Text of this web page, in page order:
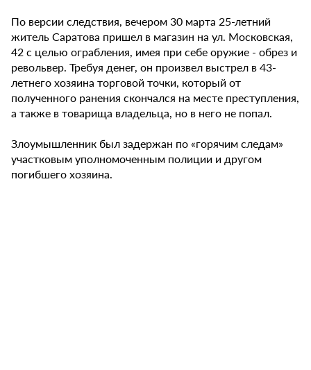
По версии следствия, вечером 30 марта 25-летний
житель Саратова пришел в магазин на ул. Московская,
42 с целью ограбления, имея при себе оружие - обрез и
револьвер. Требуя денег, он произвел выстрел в 43-
летнего хозяина торговой точки, который от
полученного ранения скончался на месте преступления,
а также в товарища владельца, но в него не попал.
Злоумышленник был задержан по «горячим следам»
участковым уполномоченным полиции и другом
погибшего хозяина.